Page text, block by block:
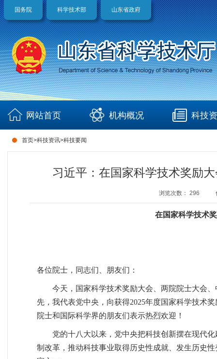
国务院 科学技术部 山东省政府
网站首页 机构概况 科技
首页>科技资讯>科技要闻
习近平：在国家科学技术奖励
浏览次数： 296
在国家科学技术
各位院士，同志们、朋友们：
今天，国家科学技术奖励大会、两院院士大会
先，我代表党中央，向获得2025年度国家科学技术
院士和国际科学界的朋友们表示热烈欢迎！
党的十八大以来，党中央把科技创新摆在现代
制改革，推动科技事业取得历史性成就、发生历史